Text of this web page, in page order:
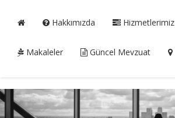
Hakkımızda Hizmetlerimiz
Makaleler Güncel Mevzuat